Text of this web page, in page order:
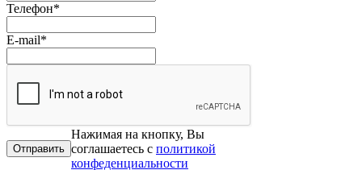
Телефон*
E-mail*
Нажимая на кнопку, Вы
соглашаетесь с политикой
конфеденциальности